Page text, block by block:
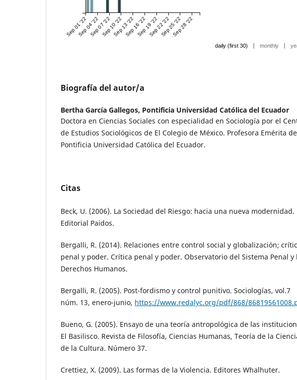
Sep 01 '22Sep 04 '22Sep 07 '22Sep 10 '22Sep 13 '22Sep 16 '22Sep 19 '22Sep 22 '22Sep 25 '22Sep 28 '22
daily (first 30) | monthly |
Biografía del autor/a
Bertha García Gallegos, Pontificia Universidad Católica del Ecuador
Doctora en Ciencias Sociales con especialidad en Sociología por el
de Estudios Sociológicos de El Colegio de México. Profesora Emérita
Pontificia Universidad Católica del Ecuador.
Citas
Beck, U. (2006). La Sociedad del Riesgo: hacia una nueva modernidad.
Editorial Paidos.
Bergalli, R. (2014). Relaciones entre control social y globalización;
penal y poder. Crítica penal y poder. Observatorio del Sistema Penal y
Derechos Humanos.
Bergalli, R. (2005). Post-fordismo y control punitivo. Sociologías, vol.7
núm. 13, enero-junio, https://www.redalyc.org/pdf/868/
Bueno, G. (2005). Ensayo de una teoría antropológica de las
El Basilisco. Revista de Filosofía, Ciencias Humanas, Teoría de la
de la Cultura. Número 37.
Crettiez, X. (2009). Las formas de la Violencia. Editores Whalhuter.